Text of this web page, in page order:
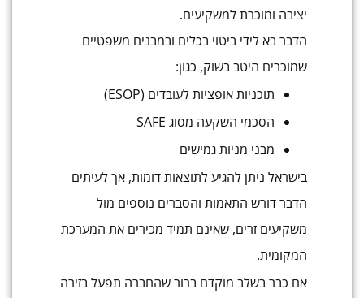
יציבה ומוכרת למשקיעים.
הדבר בא לידי ביטוי בכלים ובמבנים משפטיים
שמוכרים היטב בשוק, כגון:
תוכניות אופציות לעובדים (ESOP)
הסכמי השקעה מסוג SAFE
מבני מניות גמישים
בישראל ניתן להגיע לתוצאות דומות, אך לעיתים
הדבר דורש התאמות והסברים נוספים מול
משקיעים זרים, שאינם תמיד מכירים את המערכת
המקומית.
אם כבר בשלב מוקדם ברור שהחברה תפעל בזירה